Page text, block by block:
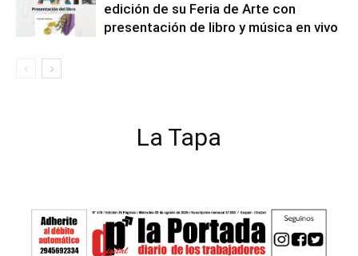
edición de su Feria de Arte con
presentación de libro y música en vivo
La Tapa